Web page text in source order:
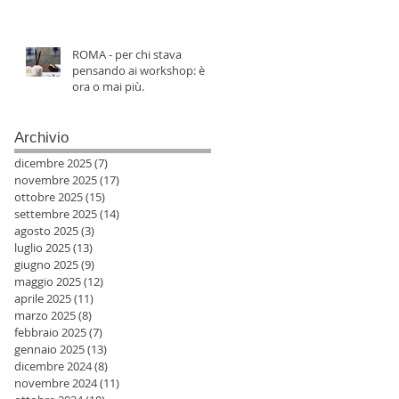
ROMA - per chi stava
pensando ai workshop: è
ora o mai più.
Archivio
dicembre 2025(7)
novembre 2025(17)
ottobre 2025(15)
settembre 2025(14)
agosto 2025(3)
luglio 2025(13)
giugno 2025(9)
maggio 2025(12)
aprile 2025(11)
marzo 2025(8)
febbraio 2025(7)
gennaio 2025(13)
dicembre 2024(8)
novembre 2024(11)